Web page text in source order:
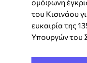
ομόφωνη
του Κισινάου
ευκαιρία της
Υπουργών του